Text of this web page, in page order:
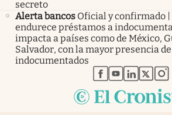
secreto
Alerta bancos Oficial y confirmado |
endurece préstamos a
impacta a países como de México,
Salvador, con la mayor presencia
indocumentados
abre en nueva
abre enabre en